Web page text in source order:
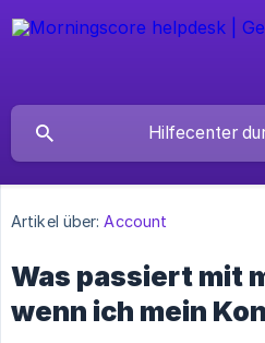
Artikel über: Account
Was passiert mit
wenn ich mein